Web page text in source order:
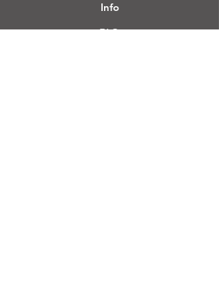
Info
FAQ